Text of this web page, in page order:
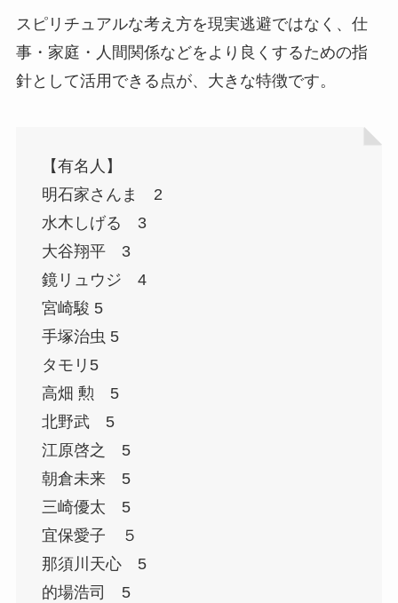
スピリチュアルな考え方を現実逃避ではなく、仕
事・家庭・人間関係などをより良くするための指
針として活用できる点が、大きな特徴です。
【有名人】
明石家さんま 2
水木しげる 3
大谷翔平 3
鏡リュウジ 4
宮崎駿 5
手塚治虫 5
タモリ5
高畑 勲 5
北野武 5
江原啓之 5
朝倉未来 5
三崎優太 5
宜保愛子 ５
那須川天心 5
的場浩司 5